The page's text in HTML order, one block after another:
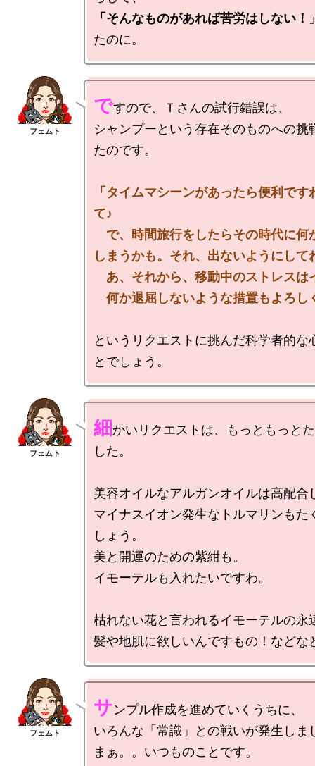
「そんなものがあれば苦労はしない！
ですので、Ｔさんの試行錯誤は、
シャンプーという存在そのものへの挑
たのです。
「タイムマシーンがあったら便利です
て♪
で、時間旅行をしたらその時代に何
しまうかも。それ、出ないようにして
あ、それから、移動中のストレスは
何か退屈しないような措置もよろし
というリクエストに挑んだ科学者的な
細かいリクエストは、もっともっと
した。
美容オイルなアルガンオイルは高配合
マイナスイオン発生なトルマリンもた
しょう。
美と開運のための紫紺も。
イモーテルも入れたいですわ。
枯れない花と言われるイモーテルの永
サンプル作成を進めていくうちに、
いろんな「常識」との戦いが発生しま
まぁ。。いつものことです。